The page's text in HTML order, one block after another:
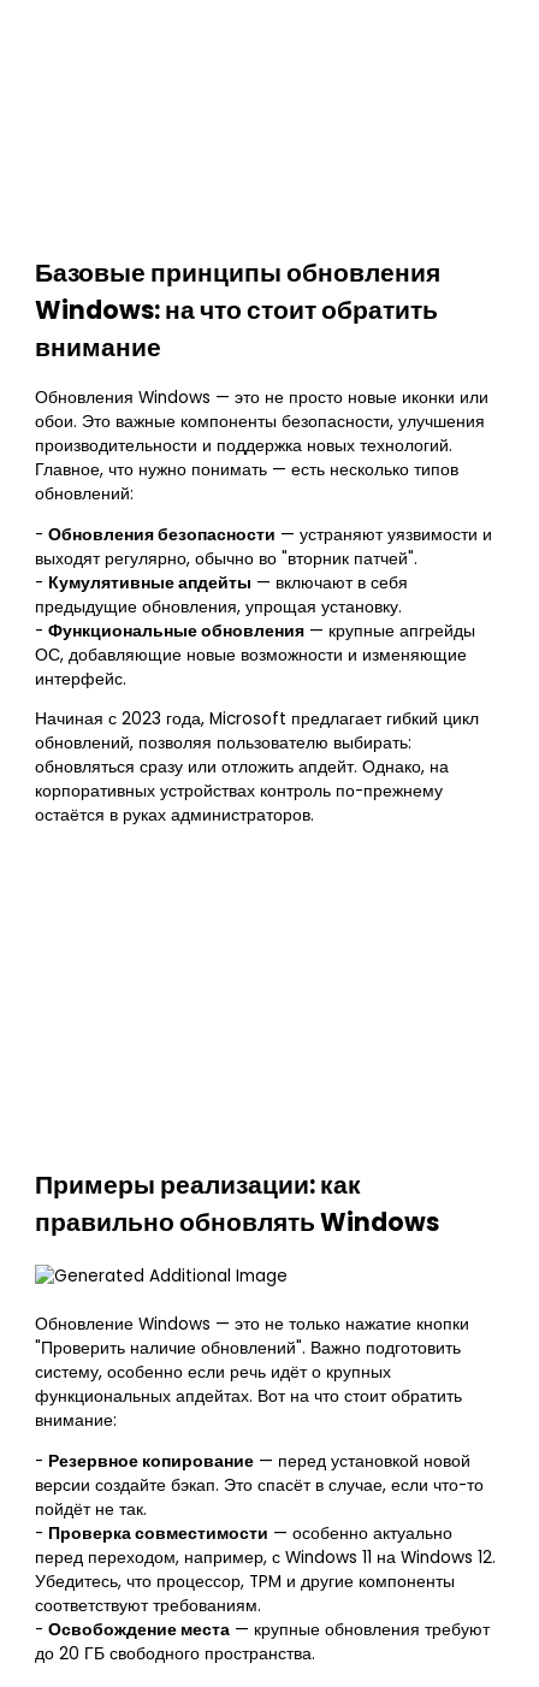
Базовые принципы обновления
Windows: на что стоит обратить
внимание
Обновления Windows — это не просто новые иконки или
обои. Это важные компоненты безопасности, улучшения
производительности и поддержка новых технологий.
Главное, что нужно понимать — есть несколько типов
обновлений:
-Обновления безопасности — устраняют уязвимости и
выходят регулярно, обычно во "вторник патчей".
- Кумулятивные апдейты — включают в себя
предыдущие обновления, упрощая установку.
-Функциональные обновления — крупные апгрейды
ОС, добавляющие новые возможности и изменяющие
интерфейс.
Начиная с 2023 года, Microsoft предлагает гибкий цикл
обновлений, позволяя пользователю выбирать:
обновляться сразу или отложить апдейт. Однако, на
корпоративных устройствах контроль по-прежнему
остаётся в руках администраторов.
Примеры реализации: как
правильно обновлять Windows
Обновление Windows — это не только нажатие кнопки
"Проверить наличие обновлений". Важно подготовить
систему, особенно если речь идёт о крупных
функциональных апдейтах. Вот на что стоит обратить
внимание:
- Резервное копирование — перед установкой новой
версии создайте бэкап. Это спасёт в случае, если что-то
пойдёт не так.
- Проверка совместимости — особенно актуально
перед переходом, например, с Windows 11 на Windows 12.
Убедитесь, что процессор, TPM и другие компоненты
соответствуют требованиям.
-Освобождение места — крупные обновления требуют
до 20 ГБ свободного пространства.